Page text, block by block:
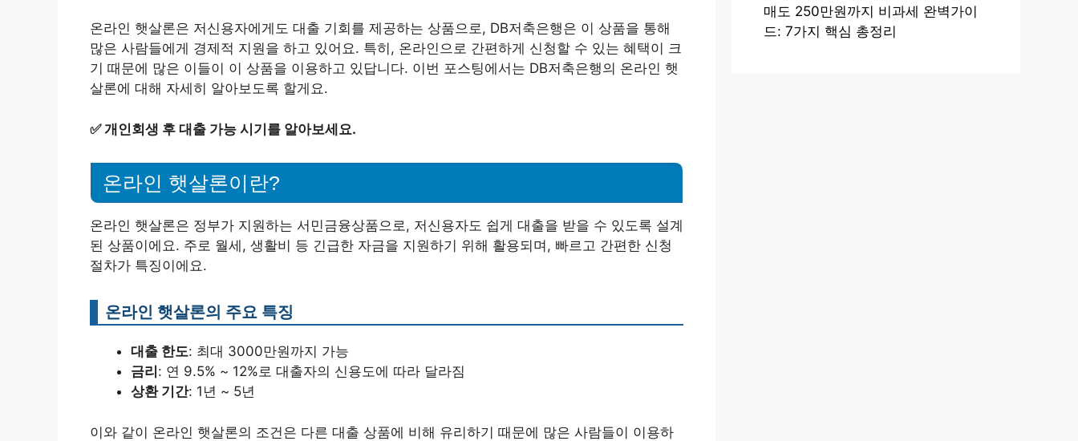
온라인 햇살론은 저신용자에게도 대출 기회를 제공하는 상품으로, DB저축은행은 이 상품을 통해
많은 사람들에게 경제적 지원을 하고 있어요. 특히, 온라인으로 간편하게 신청할 수 있는 혜택이 크
기 때문에 많은 이들이 이 상품을 이용하고 있답니다. 이번 포스팅에서는 DB저축은행의 온라인 햇
살론에 대해 자세히 알아보도록 할게요.
✅개인회생 후 대출 가능 시기를 알아보세요.
온라인 햇살론이란?
온라인 햇살론은 정부가 지원하는 서민금융상품으로, 저신용자도 쉽게 대출을 받을 수 있도록 설계
된 상품이에요. 주로 월세, 생활비 등 긴급한 자금을 지원하기 위해 활용되며, 빠르고 간편한 신청
절차가 특징이에요.
온라인 햇살론의 주요 특징
대출 한도: 최대 3000만원까지 가능
금리 : 연 9.5% ~ 12%로 대출자의 신용도에 따라 달라짐
상환 기간: 1년 ~ 5년
이와 같이 온라인 햇살론의 조건은 다른 대출 상품에 비해 유리하기 때문에 많은 사람들이 이용하
매도 250만원까지 비과세 완벽가이
드: 7가지 핵심 총정리